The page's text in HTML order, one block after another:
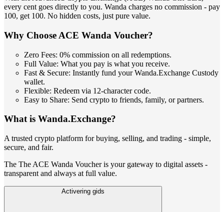
every cent goes directly to you. Wanda charges no commission - pay
100, get 100. No hidden costs, just pure value.
Why Choose ACE Wanda Voucher?
Zero Fees: 0% commission on all redemptions.
Full Value: What you pay is what you receive.
Fast & Secure: Instantly fund your Wanda.Exchange Custody
wallet.
Flexible: Redeem via 12-character code.
Easy to Share: Send crypto to friends, family, or partners.
What is Wanda.Exchange?
A trusted crypto platform for buying, selling, and trading - simple,
secure, and fair.
The The ACE Wanda Voucher is your gateway to digital assets -
transparent and always at full value.
Activering gids